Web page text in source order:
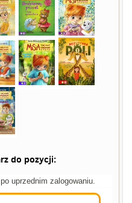
do pozycji:
uprzednim zalogowaniu.